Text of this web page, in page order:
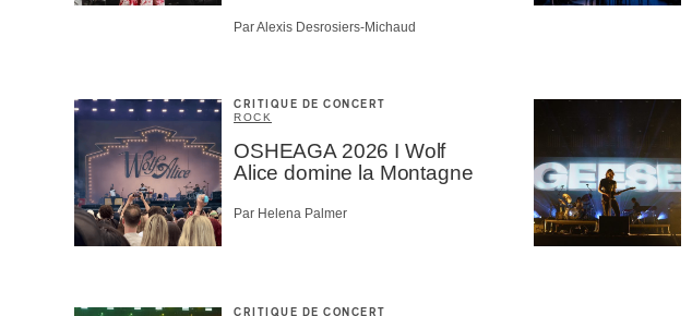
Par Alexis Desrosiers-Michaud
CRITIQUE DE CONCERT
ROCK
OSHEAGA 2026 I Wolf
Alice domine la Montagne
Par Helena Palmer
CRITIQUE DE CONCERT